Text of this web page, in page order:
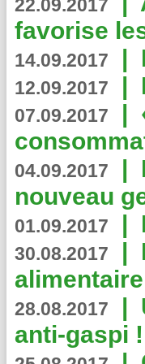
22.09.2017
favorise
14.09.2017 |
12.09.2017 |
07.09.2017 |
04.09.2017 |
nouveau
01.09.2017 |
30.08.2017 |
28.08.2017 |
anti-gaspi !